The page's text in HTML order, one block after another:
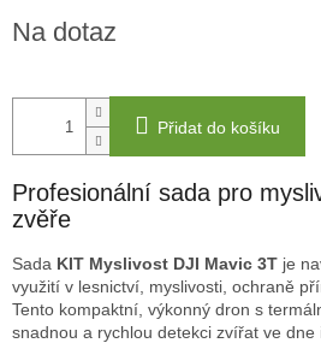
cena:
Na dotaz
Přidat do košíku
Profesionální sada pro
zvěře
Sada KIT Myslivost DJI Mavic 3T je
využití v lesnictví, myslivosti, ochraně
Tento kompaktní, výkonný dron s
snadnou a rychlou detekci zvířat ve dne